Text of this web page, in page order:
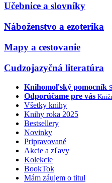
Učebnice a slovníky
Náboženstvo a ezoterika
Mapy a cestovanie
Cudzojazyčná literatúra
Knihomoľský pomocník
Odporúčame pre vás
Všetky knihy
Knihy roka 2025
Bestsellery
Novinky
Pripravované
Akcie a zľavy
Kolekcie
BookTok
Mám záujem o titul